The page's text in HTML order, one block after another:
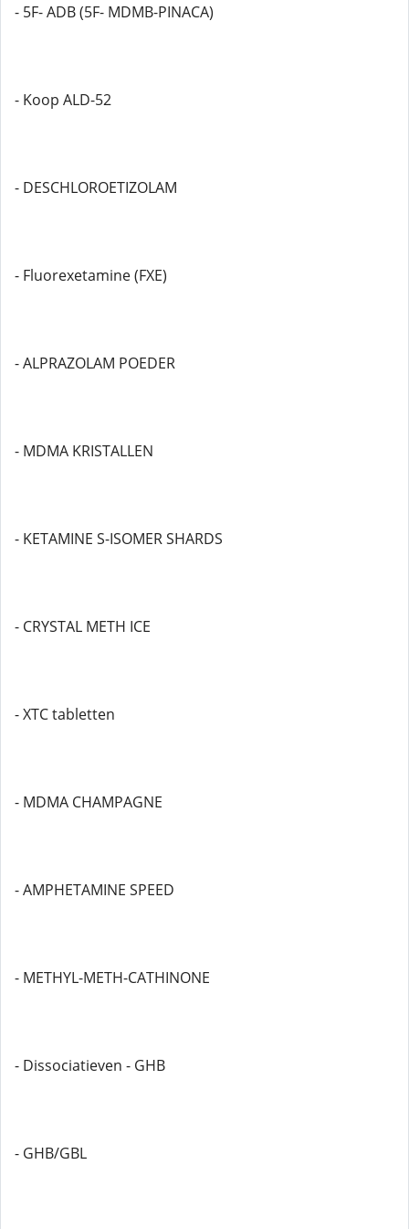
- 5F- ADB (5F- MDMB-PINACA)
- Koop ALD-52
- DESCHLOROETIZOLAM
- Fluorexetamine (FXE)
- ALPRAZOLAM POEDER
- MDMA KRISTALLEN
- KETAMINE S-ISOMER SHARDS
- CRYSTAL METH ICE
- XTC tabletten
- MDMA CHAMPAGNE
- AMPHETAMINE SPEED
- METHYL-METH-CATHINONE
- Dissociatieven - GHB
- GHB/GBL